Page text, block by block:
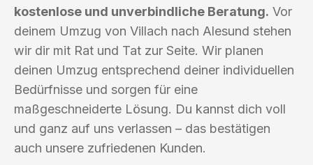
kostenlose und unverbindliche Beratung. Vor
deinem Umzug von Villach nach Alesund stehen
wir dir mit Rat und Tat zur Seite. Wir planen
deinen Umzug entsprechend deiner individuellen
Bedürfnisse und sorgen für eine
maßgeschneiderte Lösung. Du kannst dich voll
und ganz auf uns verlassen – das bestätigen
auch unsere zufriedenen Kunden.